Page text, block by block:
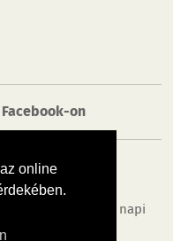
online
on
képek, napi